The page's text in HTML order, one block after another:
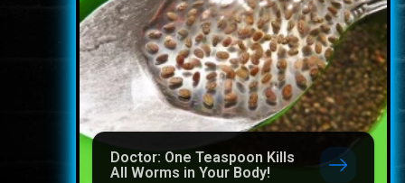
Doctor: One Teaspoon Kills
All Worms in Your Body!